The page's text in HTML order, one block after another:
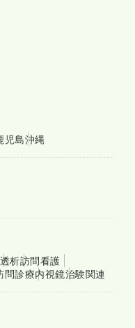
児島沖縄
透析訪問看護
問診療内視鏡治験関連